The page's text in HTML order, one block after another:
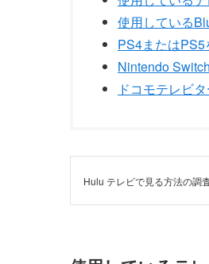
使用している
PS4または
Nintendo
ドコモテレビ
Hulu テレビで見る方法の調